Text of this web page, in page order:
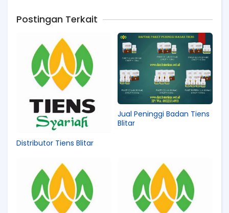
Postingan Terkait
Distributor Tiens Blitar
Jual Peninggi Badan Tiens
Blitar